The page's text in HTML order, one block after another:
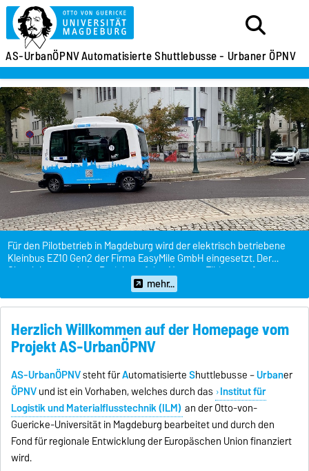
AS-UrbanÖPNVAutomatisierte Shuttlebusse - Urbaner ÖPNV
Für den Pilotbetrieb in Magdeburg wird der elektrisch betriebene
Kleinbus EZ10 Gen2 der Firma EasyMile GmbH eingesetzt. Der
Shuttlebus wurde im Projekt auf den Namen "Elbi" getauft.
mehr...
Herzlich Willkommen auf der Homepage vom
Projekt AS-UrbanÖPNV
AS-UrbanÖPNVsteht fürAutomatisierteShuttlebusse –Urbaner
ÖPNVund ist ein Vorhaben, welches durch das Institut für
Logistik und Materialflusstechnik (ILM) an der Otto-von-
Guericke-Universität in Magdeburg bearbeitet und durch den
Fond für regionale Entwicklung der Europäschen Union finanziert
wird.